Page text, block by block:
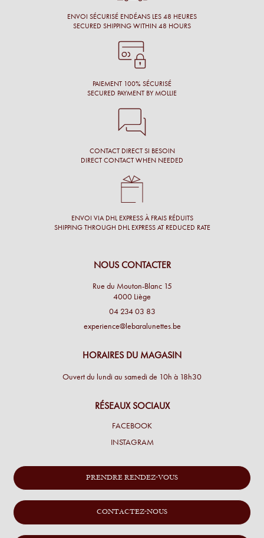
Conseil, large choix de montures, originalité des montures.
ENVOI SÉCURISÉ ENDÉANS LES 48 HEURES
SECURED SHIPPING WITHIN 48 HOURS
PAIEMENT 100% SÉCURISÉ
SECURED PAYMENT BY MOLLIE
CONTACT DIRECT SI BESOIN
DIRECT CONTACT WHEN NEEDED
ENVOI VIA DHL EXPRESS À FRAIS RÉDUITS
SHIPPING THROUGH DHL EXPRESS AT REDUCED RATE
NOUS CONTACTER
Rue du Mouton-Blanc 15
4000 Liège
04 234 03 83
experience@lebaralunettes.be
HORAIRES DU MAGASIN
Ouvert du lundi au samedi de 10h à 18h30
RÉSEAUX SOCIAUX
FACEBOOK
INSTAGRAM
PRENDRE RENDEZ-VOUS
CONTACTEZ-NOUS